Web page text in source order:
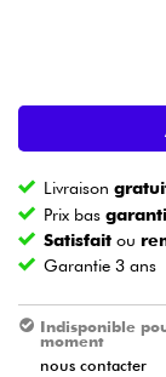
Batteries
Vents
Violons &
Eveil
Livraison
Prix bas
Satisfait ou
Garantie 3 ans
Indisponible
moment
nous contacter